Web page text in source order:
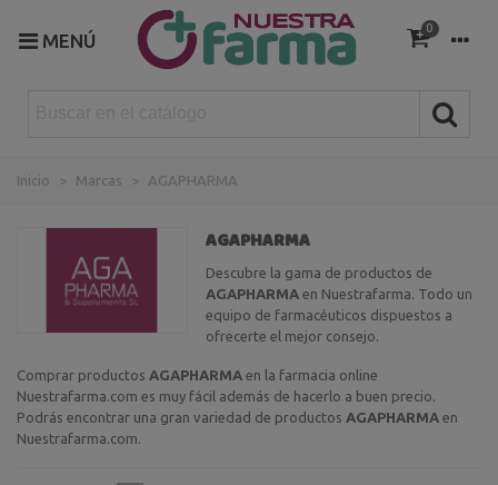
MENÚ
0
Inicio > Marcas > AGAPHARMA
AGAPHARMA
Descubre la gama de productos de
AGAPHARMA en Nuestrafarma. Todo un
equipo de farmacéuticos dispuestos a
ofrecerte el mejor consejo.
Comprar productos AGAPHARMA en la farmacia online
Nuestrafarma.com es muy fácil además de hacerlo a buen precio.
Podrás encontrar una gran variedad de productos AGAPHARMA en
Nuestrafarma.com.